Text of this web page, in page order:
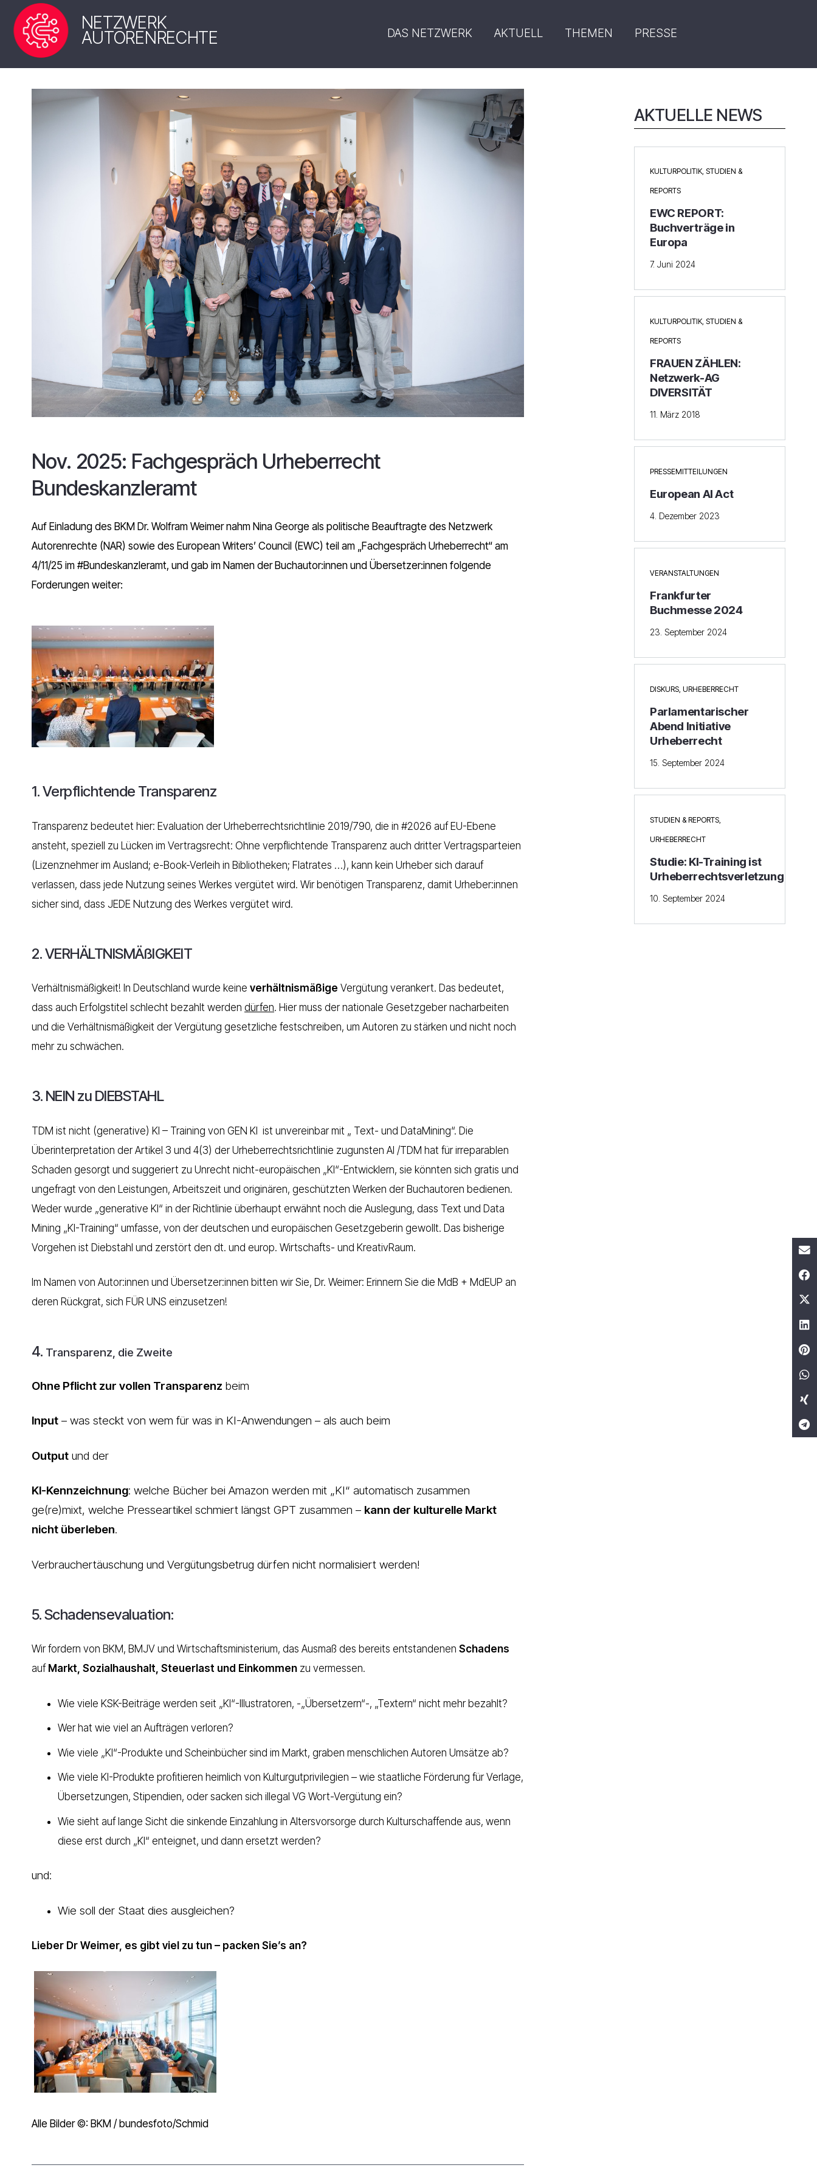
NETZWERK
AUTORENRECHTE DAS NETZWERK AKTUELL THEMEN PRESSE
Nov. 2025: Fachgespräch Urheberrecht
Bundeskanzleramt
Auf Einladung des BKM Dr. Wolfram Weimer nahm Nina George als politische Beauftragte des Netzwerk
Autorenrechte (NAR) sowie des European Writers’ Council (EWC) teil am „Fachgespräch Urheberrecht“ am
4/11/25 im #Bundeskanzleramt, und gab im Namen der Buchautor:innen und Übersetzer:innen folgende
Forderungen weiter:
1. Verpflichtende Transparenz
Transparenz bedeutet hier: Evaluation der Urheberrechtsrichtlinie 2019/790, die in #2026 auf EU-Ebene
ansteht, speziell zu Lücken im Vertragsrecht: Ohne verpflichtende Transparenz auch dritter Vertragsparteien
(Lizenznehmer im Ausland; e-Book-Verleih in Bibliotheken; Flatrates …), kann kein Urheber sich darauf
verlassen, dass jede Nutzung seines Werkes vergütet wird. Wir benötigen Transparenz, damit Urheber:innen
sicher sind, dass JEDE Nutzung des Werkes vergütet wird.
2. VERHÄLTNISMÄßIGKEIT
Verhältnismäßigkeit! In Deutschland wurde keine verhältnismäßige Vergütung verankert. Das bedeutet,
dass auch Erfolgstitel schlecht bezahlt werden dürfen. Hier muss der nationale Gesetzgeber nacharbeiten
und die Verhältnismäßigkeit der Vergütung gesetzliche festschreiben, um Autoren zu stärken und nicht noch
mehr zu schwächen.
3. NEIN zu DIEBSTAHL
TDM ist nicht (generative) KI – Training von GEN KI ist unvereinbar mit „ Text- und DataMining“. Die
Überinterpretation der Artikel 3 und 4(3) der Urheberrechtsrichtlinie zugunsten AI /TDM hat für irreparablen
Schaden gesorgt und suggeriert zu Unrecht nicht-europäischen „KI“-Entwicklern, sie könnten sich gratis und
ungefragt von den Leistungen, Arbeitszeit und originären, geschützten Werken der Buchautoren bedienen.
Weder wurde „generative KI“ in der Richtlinie überhaupt erwähnt noch die Auslegung, dass Text und Data
Mining „KI-Training“ umfasse, von der deutschen und europäischen Gesetzgeberin gewollt. Das bisherige
Vorgehen ist Diebstahl und zerstört den dt. und europ. Wirtschafts- und KreativRaum.
Im Namen von Autor:innen und Übersetzer:innen bitten wir Sie, Dr. Weimer: Erinnern Sie die MdB + MdEUP an
deren Rückgrat, sich FÜR UNS einzusetzen!
4. Transparenz, die Zweite
Ohne Pflicht zur vollen Transparenz beim
Input – was steckt von wem für was in KI-Anwendungen – als auch beim
Output und der
KI-Kennzeichnung: welche Bücher bei Amazon werden mit „KI“ automatisch zusammen
ge(re)mixt, welche Presseartikel schmiert längst GPT zusammen – kann der kulturelle Markt
nicht überleben.
Verbrauchertäuschung und Vergütungsbetrug dürfen nicht normalisiert werden!
5. Schadensevaluation:
Wir fordern von BKM, BMJV und Wirtschaftsministerium, das Ausmaß des bereits entstandenen Schadens
auf Markt, Sozialhaushalt, Steuerlast und Einkommen zu vermessen.
Wie viele KSK-Beiträge werden seit „KI“-Illustratoren, -„Übersetzern“-, „Textern“ nicht mehr bezahlt?
Wer hat wie viel an Aufträgen verloren?
Wie viele „KI“-Produkte und Scheinbücher sind im Markt, graben menschlichen Autoren Umsätze ab?
Wie viele KI-Produkte profitieren heimlich von Kulturgutprivilegien – wie staatliche Förderung für Verlage,
Übersetzungen, Stipendien, oder sacken sich illegal VG Wort-Vergütung ein?
Wie sieht auf lange Sicht die sinkende Einzahlung in Altersvorsorge durch Kulturschaffende aus, wenn
diese erst durch „KI“ enteignet, und dann ersetzt werden?
und:
Wie soll der Staat dies ausgleichen?
Lieber Dr Weimer, es gibt viel zu tun – packen Sie’s an?
Alle Bilder ©: BKM / bundesfoto/Schmid
AKTUELLE NEWS
KULTURPOLITIK, STUDIEN &
REPORTS
EWC REPORT:
Buchverträge in
Europa
7. Juni 2024
KULTURPOLITIK, STUDIEN &
REPORTS
FRAUEN ZÄHLEN:
Netzwerk-AG
DIVERSITÄT
11. März 2018
PRESSEMITTEILUNGEN
European AI Act
4. Dezember 2023
VERANSTALTUNGEN
Frankfurter
Buchmesse 2024
23. September 2024
DISKURS, URHEBERRECHT
Parlamentarischer
Abend Initiative
Urheberrecht
15. September 2024
STUDIEN & REPORTS,
URHEBERRECHT
Studie: KI-Training ist
Urheberrechtsverletzung
10. September 2024